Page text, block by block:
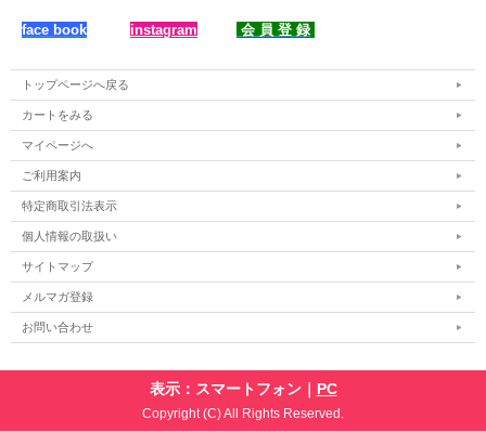
face book instagram 会 員 登 録
トップページへ戻る
カートをみる
マイページへ
ご利用案内
特定商取引法表示
個人情報の取扱い
サイトマップ
メルマガ登録
お問い合わせ
表示：スマートフォン｜ PC
Copyright (C) All Rights Reserved.